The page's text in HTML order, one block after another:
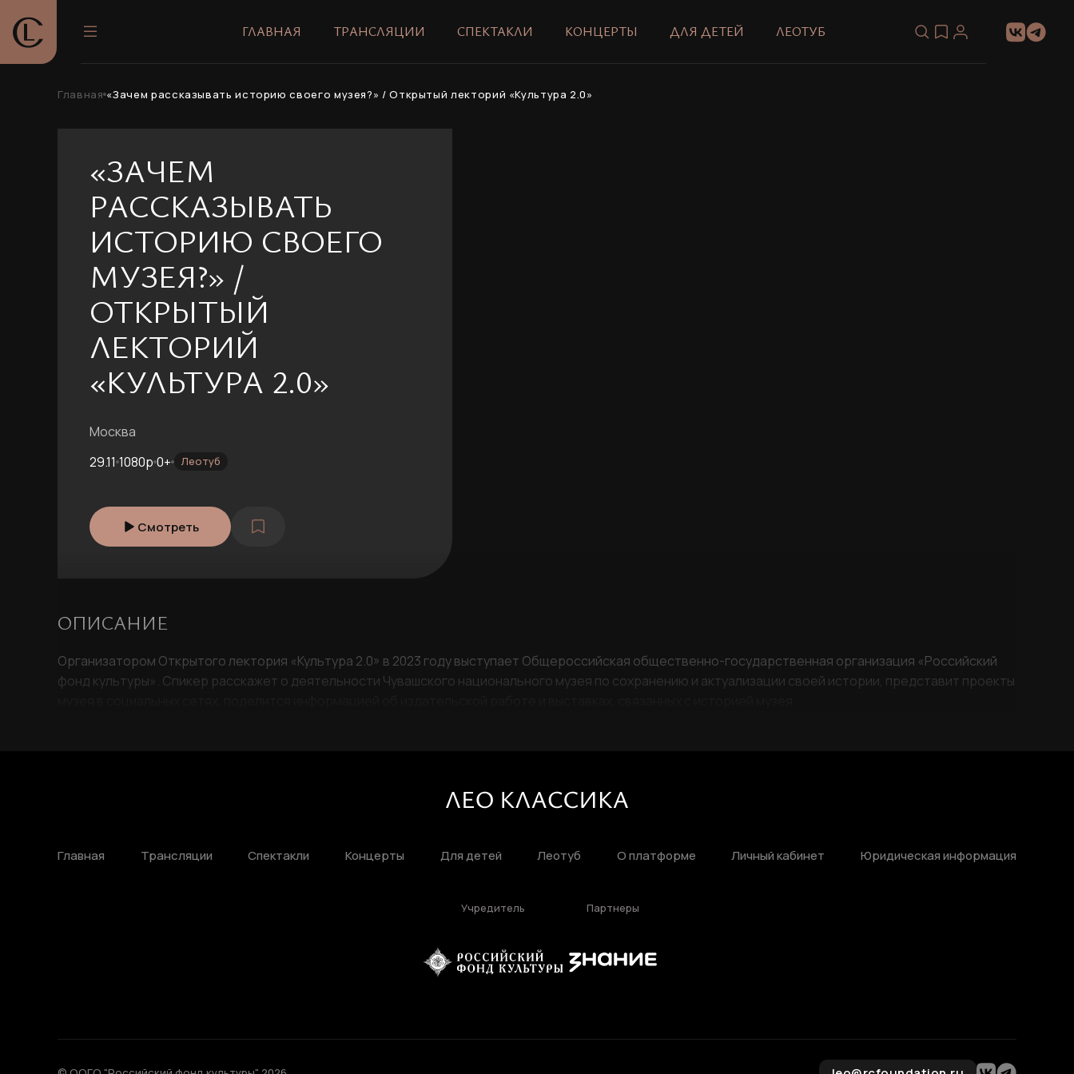
ГЛАВНАЯ ТРАНСЛЯЦИИ СПЕКТАКЛИ КОНЦЕРТЫ ДЛЯ ДЕТЕЙ ЛЕОТУБ
Главная «Зачем рассказывать историю своего музея?» / Открытый лекторий «Культура 2.0»
«ЗАЧЕМ
РАССКАЗЫВАТЬ
ИСТОРИЮ СВОЕГО
МУЗЕЯ?» /
ОТКРЫТЫЙ
ЛЕКТОРИЙ
«КУЛЬТУРА 2.0»
Москва
29.11 1080p 0+ Леотуб
Смотреть
ОПИСАНИЕ
Организатором Открытого лектория «Культура 2.0» в 2023 году выступает Общероссийская общественно-государственная организация «Российский
фонд культуры». Спикер расскажет о деятельности Чувашского национального музея по сохранению и актуализации своей истории, представит проекты
Главная Трансляции Спектакли Концерты Для детей Леотуб О платформе Личный кабинет Юридическая информация
Учредитель Партнеры
Ваше имя
Ваш email
Задайте пароль
ВОССТАНОВИТЬ ПАРОЛЬ